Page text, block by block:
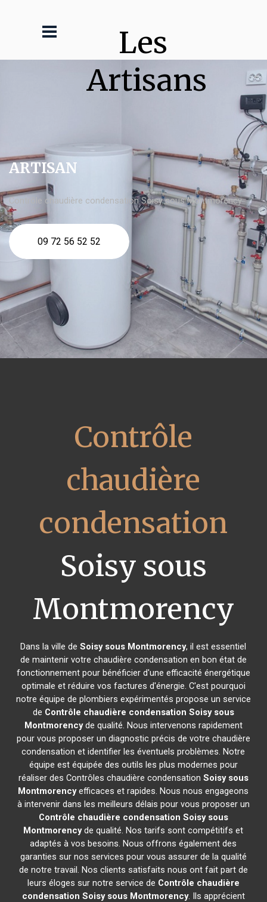
Les
Artisans
ARTISAN
Contrôle chaudière condensation Soisy sous Montmorency
09 72 56 52 52
Contrôle
chaudière
condensation
Soisy sous
Montmorency
Dans la ville deSoisy sous Montmorency, il est essentiel
de maintenir votre chaudière condensation en bon état de
fonctionnement pour bénéficier d'une efficacité énergétique
optimale et réduire vos factures d'énergie. C'est pourquoi
notre équipe de plombiers expérimentés propose un service
de Contrôle chaudière condensation Soisy sous
Montmorencyde qualité. Nous intervenons rapidement
pour vous proposer un diagnostic précis de votre chaudière
condensation et identifier les éventuels problèmes. Notre
équipe est équipée des outils les plus modernes pour
réaliser des Contrôles chaudière condensation Soisy sous
Montmorencyefficaces et rapides. Nous nous engageons
à intervenir dans les meilleurs délais pour vous proposer un
Contrôle chaudière condensation Soisy sous
Montmorencyde qualité. Nos tarifs sont compétitifs et
adaptés à vos besoins. Nous offrons également des
garanties sur nos services pour vous assurer de la qualité
de notre travail. Nos clients satisfaits nous ont fait part de
leurs éloges sur notre service de Contrôle chaudière
condensation Soisy sous Montmorency. Ils apprécient